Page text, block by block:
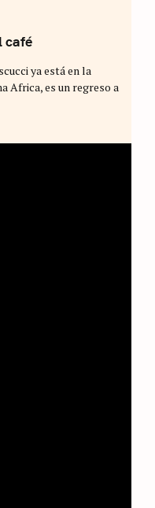
café
ya está en la
Africa, es un regreso a